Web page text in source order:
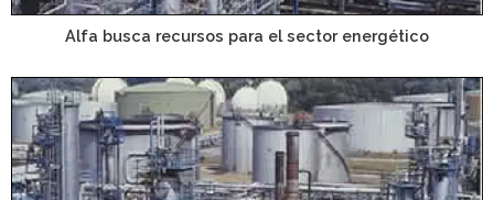
Alfa busca recursos para el sector energético